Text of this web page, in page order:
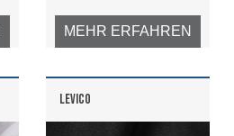
MEHR ERFAHREN
LEVICO